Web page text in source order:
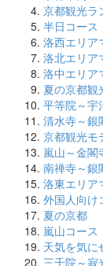
京都観光ラ
半日コース
洛西エリア
洛北エリア
洛中エリア
夏の京都観
平等院～宇
清水寺～銀
京都観光モ
嵐山～金閣
南禅寺～銀
洛東エリア
外国人向け
夏の京都
嵐山コース
天気を気に
三千院～寂